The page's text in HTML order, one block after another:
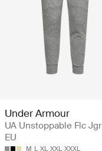
Under Armour
UA Unstoppable Flc Jgr
EU
M L XL XXL XXXL